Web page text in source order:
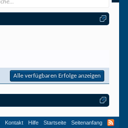
Alle verfügbaren Erfolge anzeigen
Kontakt Hilfe Startseite
Seitenanfang